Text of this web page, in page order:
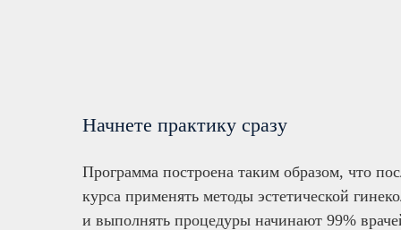
Начнете практику сразу
Программа построена таким образом, что
курса применять методы эстетической
и выполнять процедуры начинают 99%